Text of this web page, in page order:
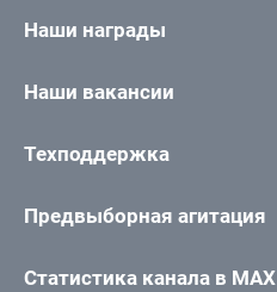
Наши награды
Наши вакансии
Техподдержка
Предвыборная агитация
Статистика канала в MAX